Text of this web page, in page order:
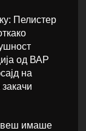
Пелистер
од ВАР
на
имаше